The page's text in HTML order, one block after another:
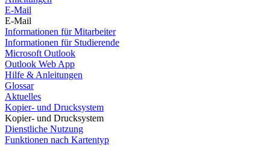
E-Mail
E-Mail
Informationen für Mitarbeiter
Informationen für Studierende
Microsoft Outlook
Outlook Web App
Hilfe & Anleitungen
Glossar
Aktuelles
Kopier- und Drucksystem
Kopier- und Drucksystem
Dienstliche Nutzung
Funktionen nach Kartentyp